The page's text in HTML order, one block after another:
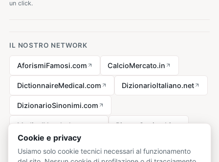
un click.
IL NOSTRO NETWORK
AforismiFamosi.com CalcioMercato.in
DictionnaireMedical.com DizionarioItaliano.net
DizionarioSinonimi.com
MedicalVocabulary.org RicetteCucina.biz
Cookie e privacy
Usiamo solo cookie tecnici necessari al funzionamento